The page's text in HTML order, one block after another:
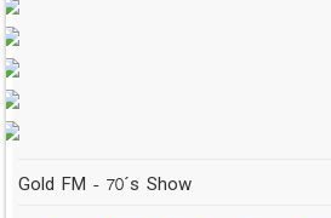
Gold FM - 70´s Show